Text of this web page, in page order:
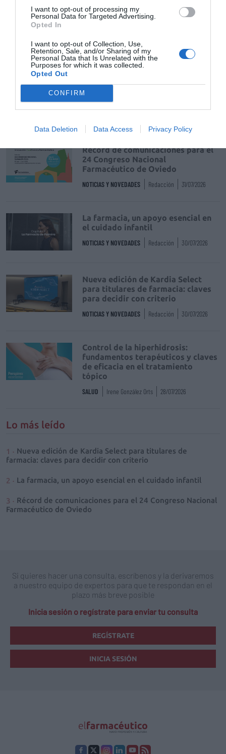
I want to opt-out of processing my
Personal Data for Targeted Advertising.
Opted In
I want to opt-out of Collection, Use,
Retention, Sale, and/or Sharing of my
Personal Data that Is Unrelated with the
Purposes for which it was collected.
Opted Out
CONFIRM
Data Deletion Data Access Privacy Policy
Iniciativas de Éxito
Destacados
de uso humano: seguridad y
trazabilidad
Récord de comunicaciones para el
24 Congreso Nacional
Farmacéutico de Oviedo
NOTICIAS Y NOVEDADES Redacción 31/07/2026
La farmacia, un apoyo esencial en
el cuidado infantil
NOTICIAS Y NOVEDADES Redacción 30/07/2026
Nueva edición de Kardia Select
para titulares de farmacia: claves
para decidir con criterio
NOTICIAS Y NOVEDADES Redacción 30/07/2026
Control de la hiperhidrosis:
fundamentos terapéuticos y claves
de eficacia en el tratamiento
tópico
SALUD Irene González Orts 28/07/2026
Lo más leído
Nueva edición de Kardia Select para titulares de
farmacia: claves para decidir con criterio
La farmacia, un apoyo esencial en el cuidado infantil
Récord de comunicaciones para el 24 Congreso Nacional
Farmacéutico de Oviedo
Si quieres hacer una consulta, escríbenos y la derivaremos
a nuestro equipo de expertos para que te respondan en el
plazo más breve posible
Inicia sesión o regístrate para enviar tu consulta
REGÍSTRATE
INICIA SESIÓN